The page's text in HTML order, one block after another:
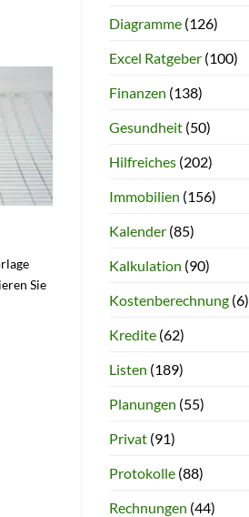
Sie
Diagramme(126)
Excel Ratgeber(100)
Finanzen (138)
Gesundheit(50)
Hilfreiches(202)
Immobilien (156)
Kalender(85)
Kalkulation (90)
Kostenberechnung(6)
Kredite(62)
Listen (189)
Planungen (55)
Privat(91)
Protokolle(88)
Rechnungen (44)